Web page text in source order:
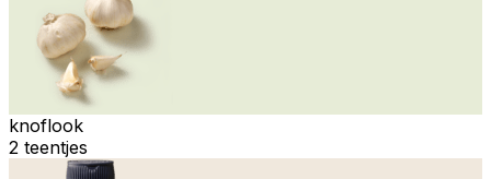
knoflook
2 teentjes